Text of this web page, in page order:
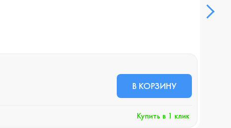
В КОРЗИНУ
Купить в 1 клик